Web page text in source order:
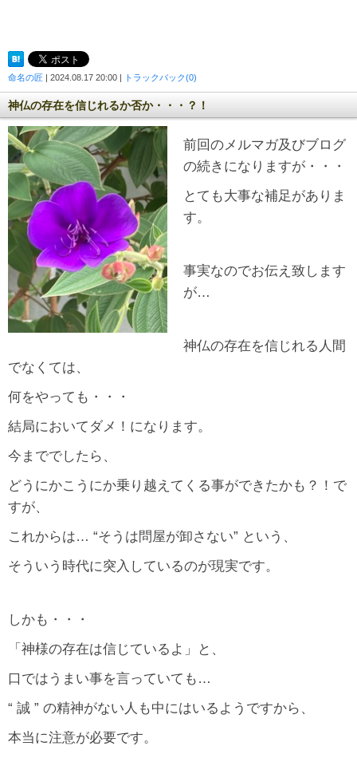
命名の匠 | 2024.08.17 20:00 | トラックバック(0)
神仏の存在を信じれるか否か・・・？！
前回のメルマガ及びブログ
の続きになりますが・・・
とても大事な補足がありま
す。
事実なのでお伝え致します
が…
神仏の存在を信じれる人間
でなくては、
何をやっても・・・
結局においてダメ！になります。
今まででしたら、
どうにかこうにか乗り越えてくる事ができたかも？！で
すが、
これからは… “そうは問屋が卸さない” という、
そういう時代に突入しているのが現実です。
しかも・・・
「神様の存在は信じているよ」と、
口ではうまい事を言っていても…
“ 誠 ” の精神がない人も中にはいるようですから、
本当に注意が必要です。